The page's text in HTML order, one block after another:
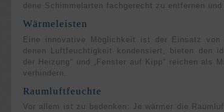
dene Schimmel­arten fach­gerecht zu entfernen
Wärmeleisten
Eine inno­vative Möglich­keit ist der Einsatz
denen Luft­feuchtig­keit konden­siert, bieten den
der Heizung“ und „Fenster auf Kipp“ reichen als
verhin­dern.
Raumluftfeuchte
Vor allem ist zu bedenken: Je wärmer die